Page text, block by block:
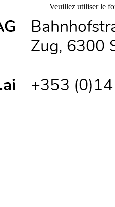
Veuillez utiliser le